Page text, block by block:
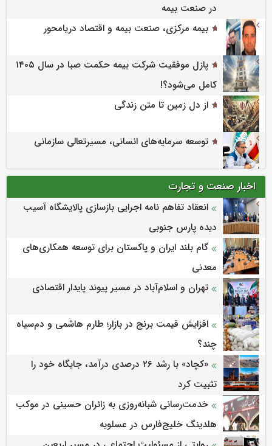
در صنعت بیمه
بیمه مرکزی، صنعت بیمه و اقتصاد دریامحور
پازل موفقیت شرکت بیمه حکمت صبا در سال ۱۴۰۵
کامل می‌شود؟!
از دل زمین تا متن زندگی
توسعه سرمایه‌های انسانی، مسیرتعالی سازمانی
اخبار صنعت و تجارت
انعقاد تفاهم نامه اجرایی بازسازی پالایشگاه آسیب
دیده پارس جنوبی
گام بلند ایران و پاکستان برای توسعه همکاری‌های
معدنی
تهران و اسلام‌آباد در مسیر پیوند پایدار اقتصادی
افزایش قیمت برنج در بازار؛ طارم هاشمی و دم‌سیاه
چند؟
«کچاد» با رشد ۲۶ درصدی درآمد، جایگاه خود را
تثبیت کرد
خدمت‌رسانی شبانه‌روزی به زائران حسینی در موکب
هلدینگ خلیج‌فارس در عسلویه